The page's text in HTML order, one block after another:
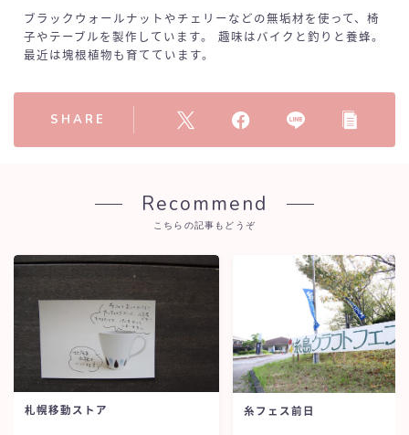
ブラックウォールナットやチェリーなどの無垢材を使って、椅
子やテーブルを製作しています。 趣味はバイクと釣りと養蜂。
最近は塊根植物も育てています。
SHARE
Recommend
こちらの記事もどうぞ
札幌移動ストア 糸フェス前日